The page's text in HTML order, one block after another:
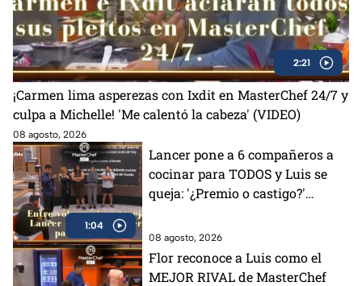
2:21
¡Carmen lima asperezas con Ixdit en MasterChef 24/7 y
culpa a Michelle! 'Me calentó la cabeza' (VIDEO)
08 agosto, 2026
1:04
Lancer pone a 6 compañeros a
cocinar para TODOS y Luis se
queja: '¿Premio o castigo?'
08 agosto, 2026
Flor reconoce a Luis como el
MEJOR RIVAL de MasterChef